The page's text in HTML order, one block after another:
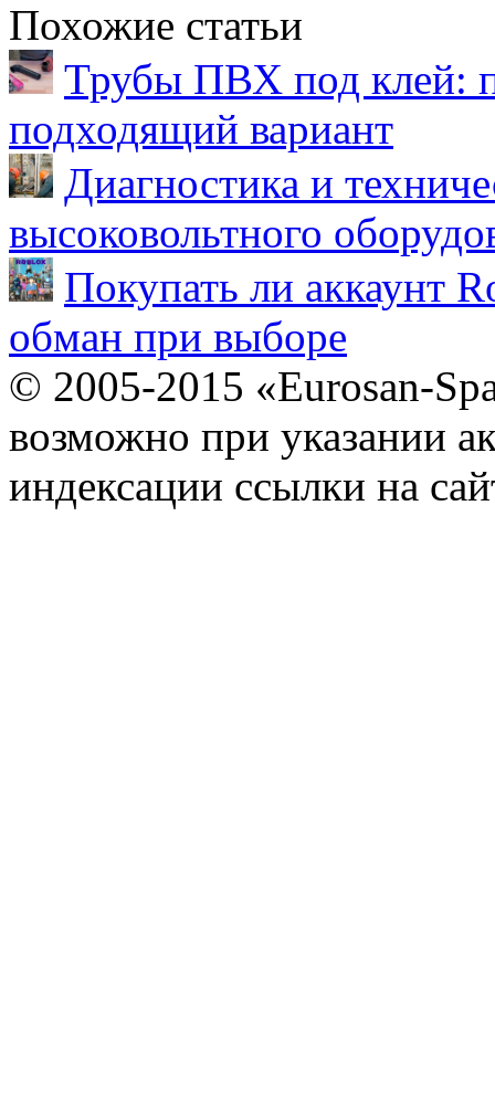
Похожие статьи
Трубы ПВХ под клей:
подходящий вариант
Диагностика и
высоковольтного
Покупать ли аккаунт
обман при выборе
© 2005-2015 «Eurosan-
возможно при указании
индексации ссылки на